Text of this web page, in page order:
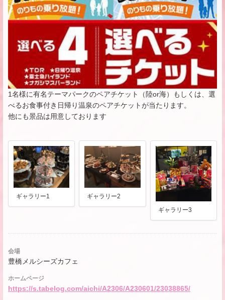
1名様に有名テーマパークのペアチケット（陸or海）もしくは、選
べるお食事付き日帰り温泉のペアチケットが当たります。
他にも景品は用意しております
ギャラリー1
ギャラリー2
ギャラリー3
会場
豊橋メルシーズカフェ
ホームページ
https://s.tabelog.com/aichi/A2306/A230601/23038865/